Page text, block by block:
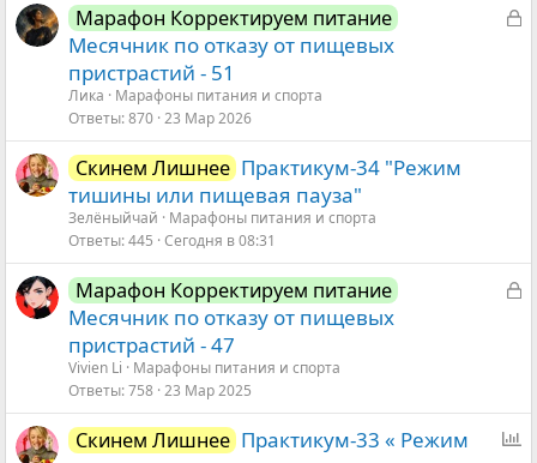
З
т
Марафон Корректируем питание
Месячник по отказу от пищевых
пристрастий - 51
Ликa
Марафоны питания и спорта
Ответы 870 23 Мар 2026
Скинем Лишнее Практикум-34 "Режим
тишины или пищевая пауза"
Зелёныйчай
Марафоны питания и спорта
Ответы 445 Сегодня в 08:31
З
т
а
Марафон Корректируем питание
Месячник по отказу от пищевых
пристрастий - 47
Vivien Li
Марафоны питания и спорта
Ответы 758 23 Мар 2025
О
Скинем Лишнее Практикум-33 « Режим